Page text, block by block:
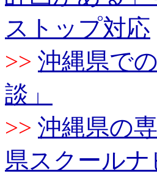
ストップ対応
>> 沖縄県で
談」
>> 沖縄県の
県スクールナ